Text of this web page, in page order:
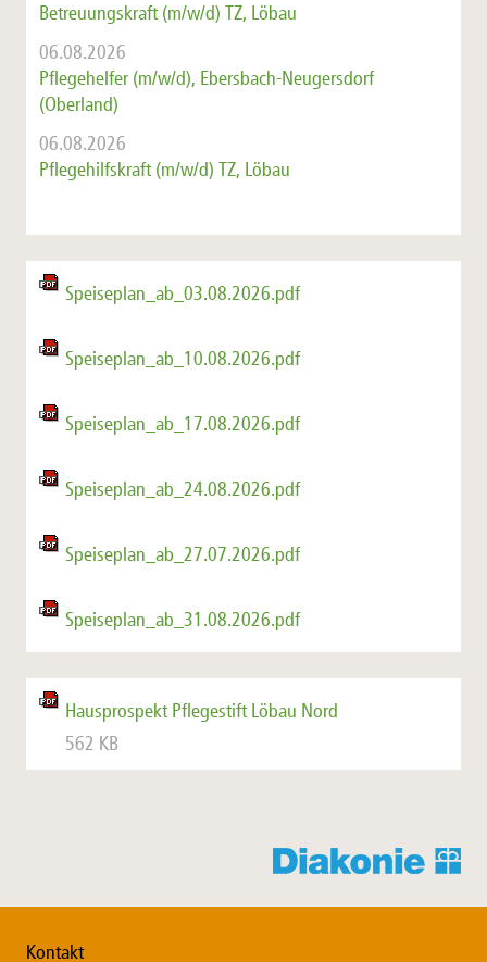
Betreuungskraft (m/w/d) TZ, Löbau
06.08.2026
Pflegehelfer (m/w/d), Ebersbach-Neugersdorf
(Oberland)
06.08.2026
Pflegehilfskraft (m/w/d) TZ, Löbau
Speiseplan_ab_03.08.2026.pdf
Speiseplan_ab_10.08.2026.pdf
Speiseplan_ab_17.08.2026.pdf
Speiseplan_ab_24.08.2026.pdf
Speiseplan_ab_27.07.2026.pdf
Speiseplan_ab_31.08.2026.pdf
Hausprospekt Pflegestift Löbau Nord
562 KB
Kontakt